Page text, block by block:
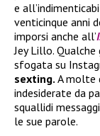
e
venticinque anni
imporsi anche all’
Jey Lillo.
sfogata su
sexting. A molte
indesiderate da
squallidi
le sue parole.